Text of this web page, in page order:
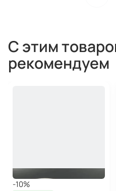
С этим
рекомендуем
-10%